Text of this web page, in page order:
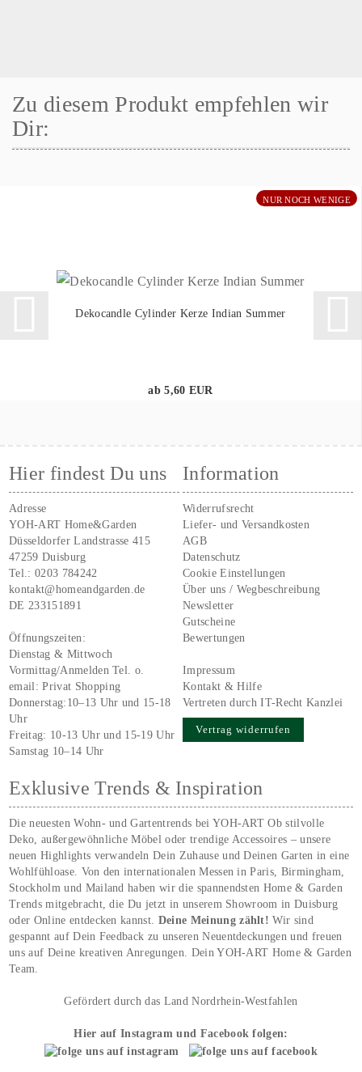
Zu diesem Produkt empfehlen wir
Dir:
NUR NOCH WENIGE
Dekocandle Cylinder Kerze Indian Summer
ab 5,60 EUR
Hier findest Du uns
Adresse
YOH-ART Home&Garden
Düsseldorfer Landstrasse 415
47259 Duisburg
Tel.:0203 784242
kontakt@homeandgarden.de
DE 233151891
Öffnungszeiten:
Dienstag & Mittwoch
Vormittag/Anmelden Tel. o.
email:Privat Shopping
Donnerstag:10–13 Uhr und 15-18
Uhr
Freitag: 10-13 Uhr und 15-19 Uhr
Samstag 10–14 Uhr
Information
Widerrufsrecht
Liefer- und Versandkosten
AGB
Datenschutz
Cookie Einstellungen
Über uns / Wegbeschreibung
Newsletter
Gutscheine
Bewertungen
Impressum
Kontakt & Hilfe
Vertreten durch IT-Recht Kanzlei
Vertrag widerrufen
Exklusive Trends & Inspiration
Die neuesten Wohn- und Gartentrends bei YOH‑ART Ob stilvolle
Deko, außergewöhnliche Möbel oder trendige Accessoires – unsere
neuen Highlights verwandeln Dein Zuhause und Deinen Garten in eine
Wohlfühloase. Von den internationalen Messen in Paris, Birmingham,
Stockholm und Mailand haben wir die spannendsten Home & Garden
Trends mitgebracht, die Du jetzt in unserem Showroom in Duisburg
oder Online entdecken kannst. Deine Meinung zählt!Wir sind
gespannt auf Dein Feedback zu unseren Neuentdeckungen und freuen
uns auf Deine kreativen Anregungen. Dein YOH‑ART Home & Garden
Team.
Gefördert durch das Land Nordrhein-Westfahlen
Hier auf Instagram und Facebook folgen: